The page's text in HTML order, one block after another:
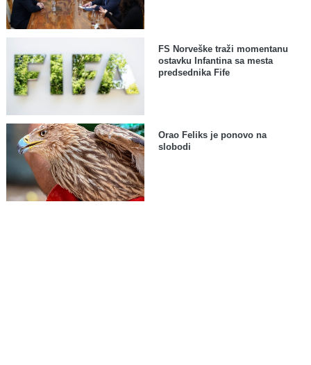
FS Norveške traži momentanu
ostavku Infantina sa mesta
predsednika Fife
Orao Feliks je ponovo na
slobodi